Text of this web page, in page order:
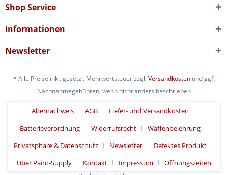
Shop Service
Informationen
Newsletter
* Alle Preise inkl. gesetzl. Mehrwertsteuer zzgl.Versandkosten und ggf.
Nachnahmegebühren, wenn nicht anders beschrieben
Alternachweis AGB
Liefer- und Versandkosten
Batterieverordnung
Widerrufsrecht
Waffenbelehrung
Privatsphäre & Datenschutz
Newsletter
Defektes Produkt
Über Paint-Supply
Kontakt Impressum
Öffnungszeiten